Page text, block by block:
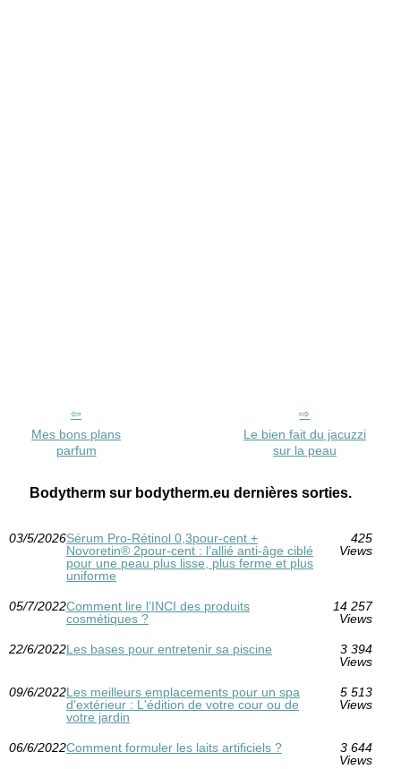
Mes bons plans
parfum
Le bien fait du jacuzzi
sur la peau
Bodytherm sur bodytherm.eu dernières sorties.
03/5/2026Sérum Pro‑Rétinol 0,3pour-cent +
Novoretin® 2pour-cent : l’allié anti‑âge ciblé
pour une peau plus lisse, plus ferme et plus
uniforme
425
Views
05/7/2022Comment lire l’INCI des produits
cosmétiques ?
14 257
Views
22/6/2022Les bases pour entretenir sa piscine
3 394
Views
09/6/2022Les meilleurs emplacements pour un spa
d'extérieur : L'édition de votre cour ou de
votre jardin
5 513
Views
06/6/2022Comment formuler les laits artificiels ?
3 644
Views